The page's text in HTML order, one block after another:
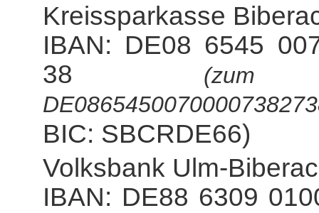
Kreissparkasse
IBAN: DE08 6545
38
(zum
BIC: SBCRDE66)
Volksbank Ulm-
IBAN: DE88 6309